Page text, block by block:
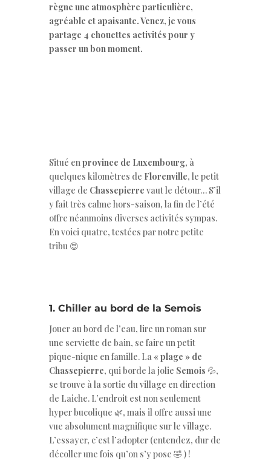
règne une atmosphère particulière,
agréable et apaisante. Venez, je vous
partage 4 chouettes activités pour y
passer un bon moment.
Situé enprovince de Luxembourg, à
quelques kilomètres de Florenville, le petit
village de Chassepierre vaut le détour… S’il
y fait très calme hors-saison, la fin de l’été
offre néanmoins diverses activités sympas.
En voici quatre, testées par notre petite
tribu 😍
1. Chiller au bord de la Semois
Jouer au bord de l’eau, lire un roman sur
une serviette de bain, se faire un petit
pique-nique en famille. La« plage » de
Chassepierre, qui borde la jolie Semois 💦,
se trouve à la sortie du village en direction
de Laiche. L’endroit est non seulement
hyper bucolique 🌿, mais il offre aussi une
vue absolument magnifique sur le village.
L’essayer, c’est l’adopter (entendez, dur de
décoller une fois qu’on s’y pose 🤣 ) !